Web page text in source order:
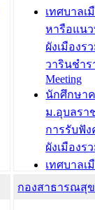
ประชุมที
ชีวา สร้า
ขับเคลื่อน
“เมืองแห่
บทความ อื่นๆ ...
เทศบาลเ
หารือแน
ผังเมืองร
วารินชำร
Meeting
นักศึกษา
ม.อุบลรา
การรับฟั
ผังเมืองร
เทศบาลเ
โครงการ
กองสาธารณสุ